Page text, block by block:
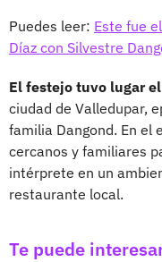
Puedes leer: Este fue
Díaz con Silvestre
El festejo tuvo lugar
ciudad de Valledupar,
familia Dangond. En el
cercanos y familiares
intérprete en un
restaurante local.
Te puede